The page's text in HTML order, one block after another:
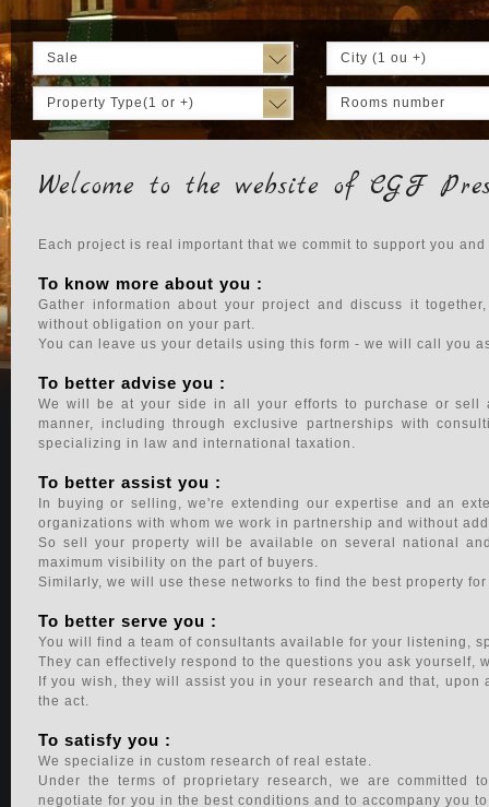
Sale
Property Type(1 or +)
City (1 ou +)
Rooms number
Welcome to the website of CGF
Each project is real important that we commit to support you
To know more about you :
Gather information about your project and discuss it
without obligation on your part.
You can leave us your details using this form - we will call you
To better advise you :
We will be at your side in all your efforts to purchase or
manner, including through exclusive partnerships with
specializing in law and international taxation.
To better assist you :
In buying or selling, we're extending our expertise and an
organizations with whom we work in partnership and without
So sell your property will be available on several national
maximum visibility on the part of buyers.
Similarly, we will use these networks to find the best property
To better serve you :
You will find a team of consultants available for your listening,
They can effectively respond to the questions you ask yourself,
If you wish, they will assist you in your research and that,
the act.
To satisfy you :
We specialize in custom research of real estate.
Under the terms of proprietary research, we are committed
negotiate for you in the best conditions and to accompany you